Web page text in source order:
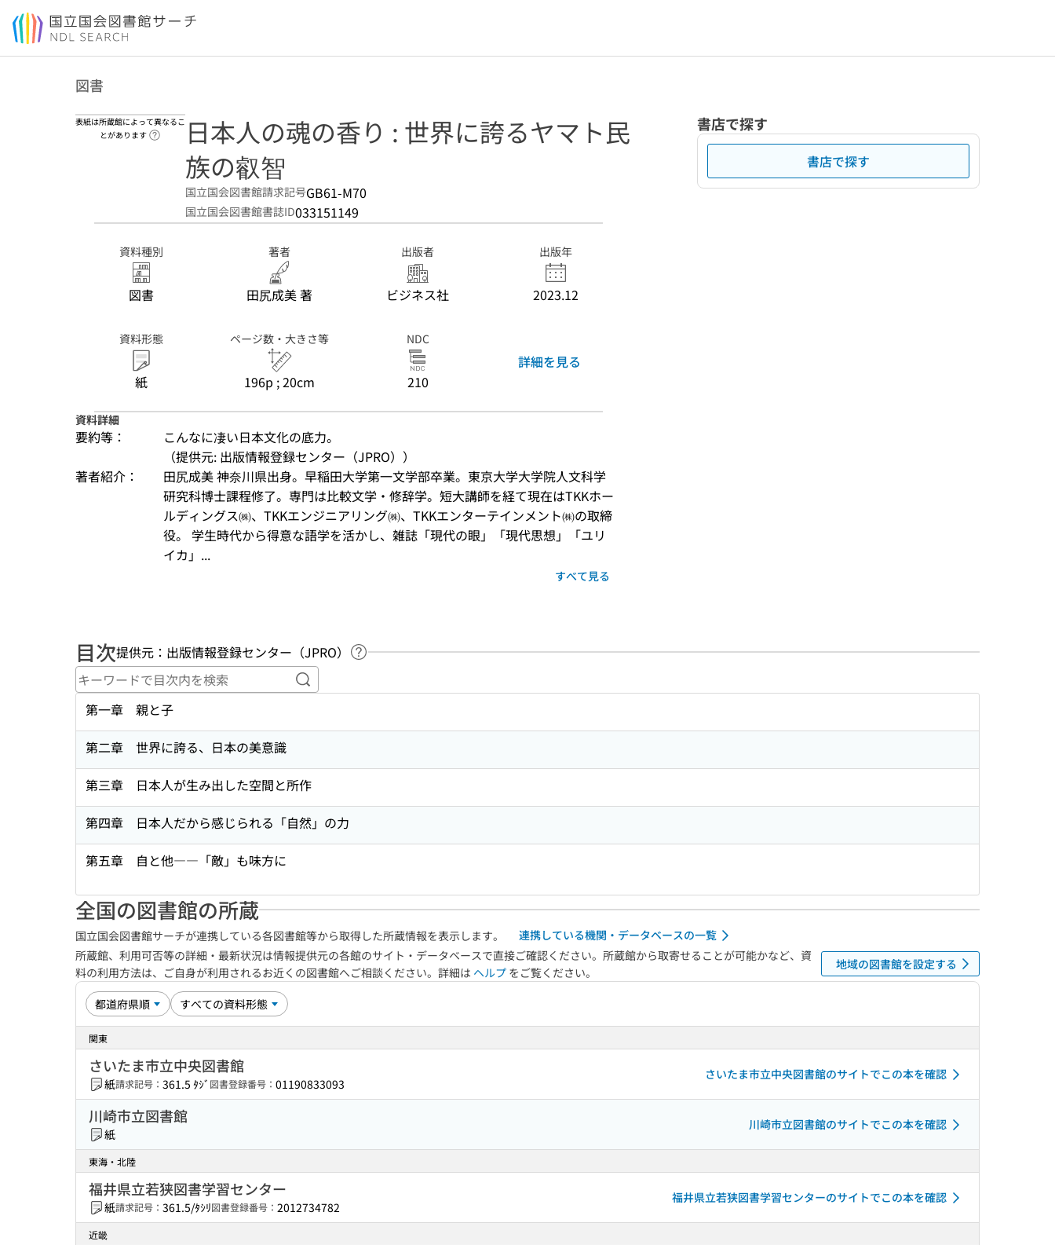
本文へ移動
図書
表紙は所蔵館によって異なるこ
とがあります
ヘルプページへのリンク
日本人の魂の香り : 世界に誇るヤマト民
族の叡智
国立国会図書館請求記号GB61-M70
国立国会図書館書誌ID033151149
資料種別
図書
著者
田尻成美 著
出版者
ビジネス社
出版年
2023.12
資料形態
紙
ページ数・大きさ等
196p ; 20cm
NDC
210
詳細を見る
資料詳細
要約等：
こんなに凄い日本文化の底力。
（提供元: 出版情報登録センター（JPRO））
著者紹介：
田尻成美 神奈川県出身。早稲田大学第一文学部卒業。東京大学大学院人文科学
研究科博士課程修了。専門は比較文学・修辞学。短大講師を経て現在はTKKホー
ルディングス㈱、TKKエンジニアリング㈱、TKKエンターテインメント㈱の取締
役。 学生時代から得意な語学を活かし、雑誌「現代の眼」「現代思想」「ユリ
イカ」...
すべて見る
書店で探す
書店で探す
目次提供元：出版情報登録センター（JPRO）
ヘルプページへのリンク
キーワードで目次内を検索
第一章 親と子
第二章 世界に誇る、日本の美意識
第三章 日本人が生み出した空間と所作
第四章 日本人だから感じられる「自然」の力
第五章 自と他――「敵」も味方に
全国の図書館の所蔵
国立国会図書館サーチが連携している各図書館等から取得した所蔵情報を表示します。
連携している機関・データベースの一覧
所蔵館、利用可否等の詳細・最新状況は情報提供元の各館のサイト・データベースで直接ご確認ください。所蔵館から取寄せることが可能かなど、資
料の利用方法は、ご自身が利用されるお近くの図書館へご相談ください。詳細は ヘルプ をご覧ください。
地域の図書館を設定する
関東
さいたま市立中央図書館
紙請求記号： 361.5 ﾀｼﾞ 図書登録番号： 01190833093
さいたま市立中央図書館のサイトでこの本を確認
川崎市立図書館
紙
川崎市立図書館のサイトでこの本を確認
東海・北陸
福井県立若狭図書学習センター
紙請求記号： 361.5/ﾀｼﾘ図書登録番号： 2012734782
福井県立若狭図書学習センターのサイトでこの本を確認
近畿